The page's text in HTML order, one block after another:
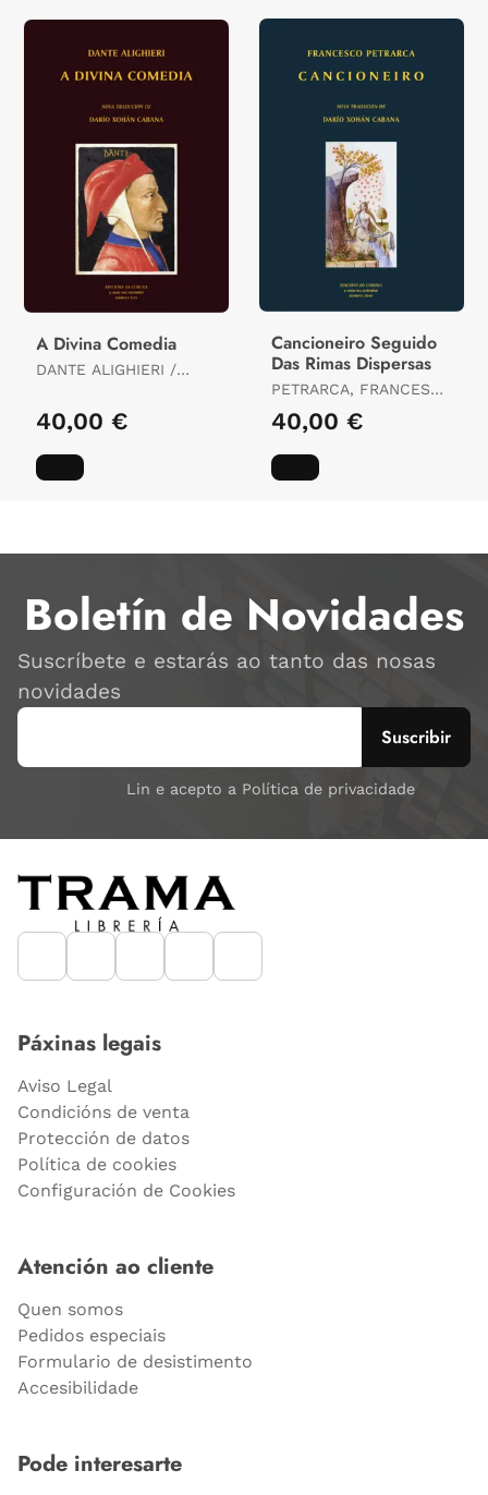
A Divina Comedia
DANTE ALIGHIERI /
ED. LIT.
40,00 €
Cancioneiro Seguido
Das Rimas Dispersas
PETRARCA, FRANCESCO
/ CABANA, DARÍO
XOHÁN ED. LIT.
40,00 €
Boletín de Novidades
Suscríbete e estarás ao tanto das nosas
novidades
Lin e acepto a Política de privacidade
Páxinas legais
Aviso Legal
Condicións de venta
Protección de datos
Política de cookies
Configuración de Cookies
Atención ao cliente
Quen somos
Pedidos especiais
Formulario de desistimento
Accesibilidade
Pode interesarte